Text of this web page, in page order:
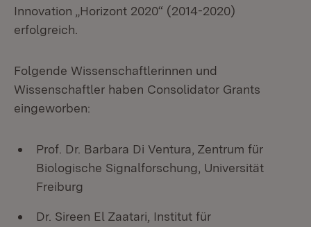
Innovation „Horizont 2020“ (2014-2020)
erfolgreich.
Folgende Wissenschaftlerinnen und
Wissenschaftler haben Consolidator Grants
eingeworben:
Prof. Dr. Barbara Di Ventura, Zentrum für
Biologische Signalforschung, Universität
Freiburg
Dr. Sireen El Zaatari, Institut für